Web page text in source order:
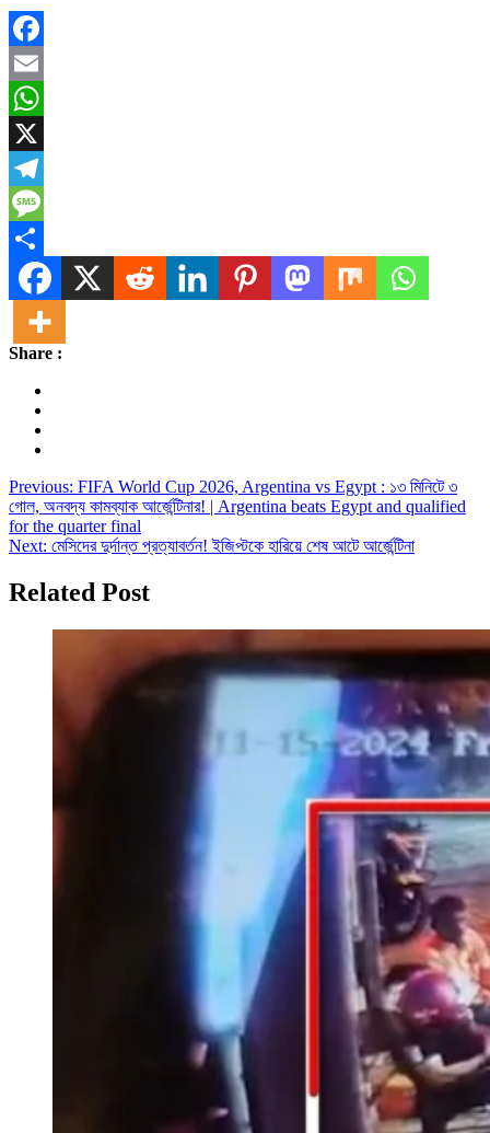
Facebook
Email
WhatsApp
X
Telegram
Message
Share
Share :
Post
navigation
Previous: FIFA World Cup 2026, Argentina vs Egypt : ১৩ মিনিটে ৩
গোল, অনবদ্য কামব্যাক আর্জেন্টিনার! | Argentina beats Egypt and qualified
for the quarter final
Next: মেসিদের দুর্দান্ত প্রত্যাবর্তন! ইজিপ্টকে হারিয়ে শেষ আটে আর্জেন্টিনা
Related Post